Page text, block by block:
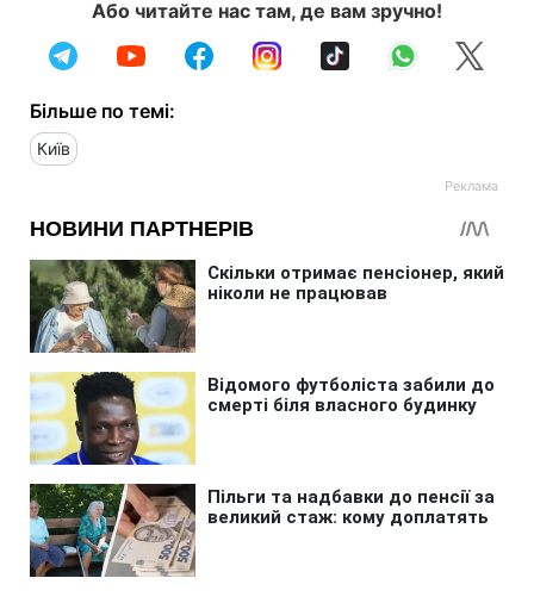
Або читайте нас там, де вам зручно!
Більше по темі:
Київ